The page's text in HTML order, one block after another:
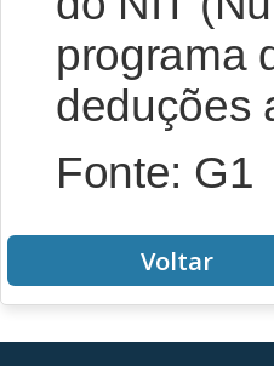
programa
deduções
Fonte: G1
Voltar